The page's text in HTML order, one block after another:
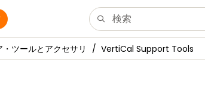
ツールとアクセサリ VertiCal Support Tools